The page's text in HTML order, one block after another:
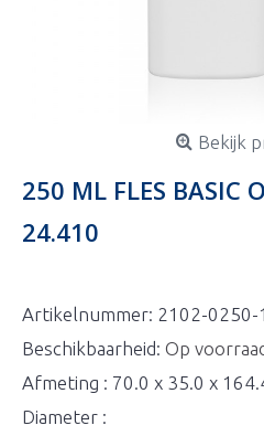
Bekijk
250 ML FLES BASIC
24.410
Artikelnummer: 2102-0250-
Beschikbaarheid: Op
Afmeting : 70.0 x 35.0 x
Diameter :